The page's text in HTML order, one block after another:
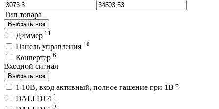
Тип товара
Выбрать все
Диммер 11
Панель управления 10
Конвертер 6
Входной сигнал
Выбрать все
1-10В, вход активный, полное гашение при 1В 6
DALI DT4 1
2